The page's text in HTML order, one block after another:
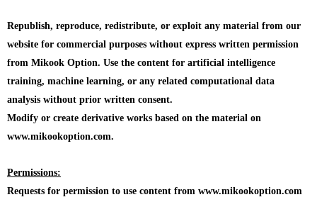
Republish, reproduce, redistribute, or exploit any material from our
website for commercial purposes without express written permission
from Mikook Option. Use the content for artificial intelligence
training, machine learning, or any related computational data
analysis without prior written consent.
Modify or create derivative works based on the material on
www.mikookoption.com.
Permissions:
Requests for permission to use content from www.mikookoption.com